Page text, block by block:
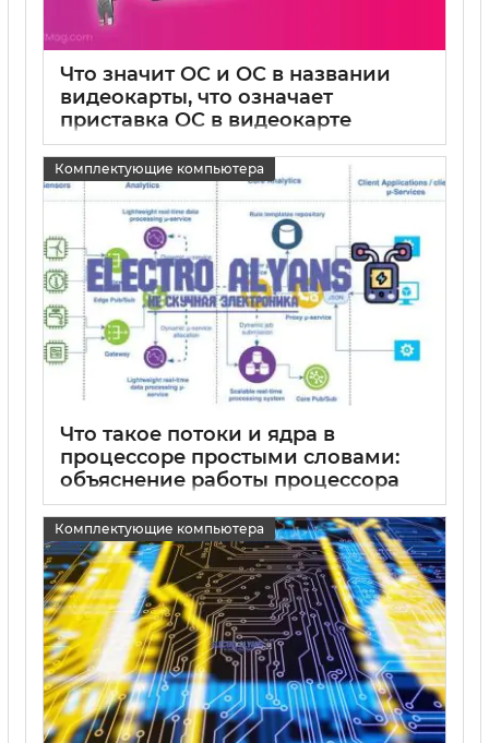
Что значит OC и ОС в названии
видеокарты, что означает
приставка OC в видеокарте
Комплектующие компьютера
Что такое потоки и ядра в
процессоре простыми словами:
объяснение работы процессора
Комплектующие компьютера